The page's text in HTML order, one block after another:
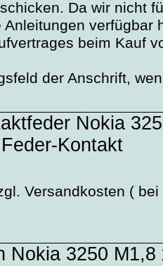
Da wir nicht
verfügbar
beim Kauf
der Anschrift,
Nokia
Kontakt
Versandkosten ( bei
Nokia 3250 M1,8